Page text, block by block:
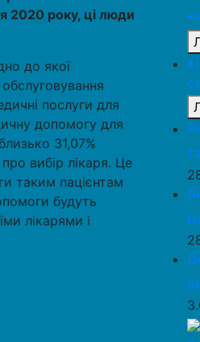
2020 року, ці люди
до якої
послуги для
допомогу для
31,07%
вибір лікаря. Це
таким пацієнтам
будуть
лікарями і